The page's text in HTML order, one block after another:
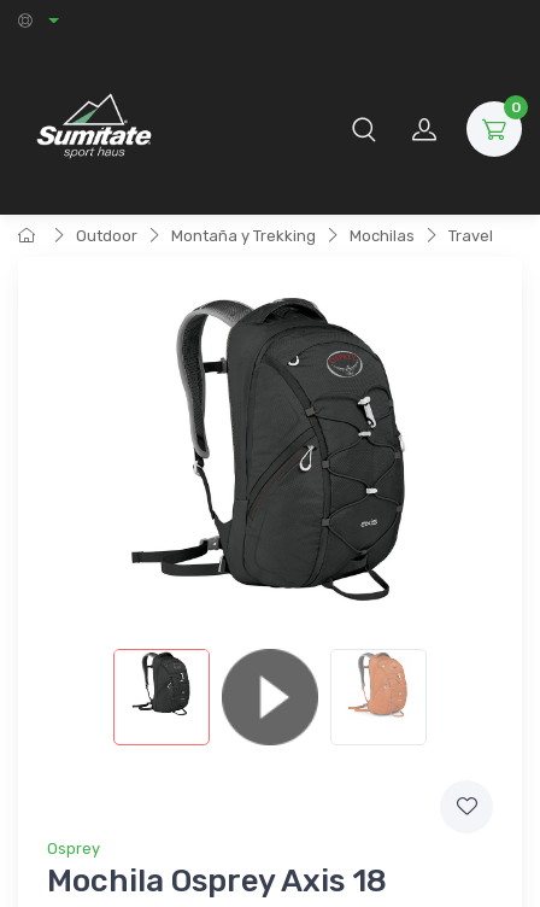
0
Outdoor Montaña y Trekking Mochilas Travel
Osprey
Mochila Osprey Axis 18